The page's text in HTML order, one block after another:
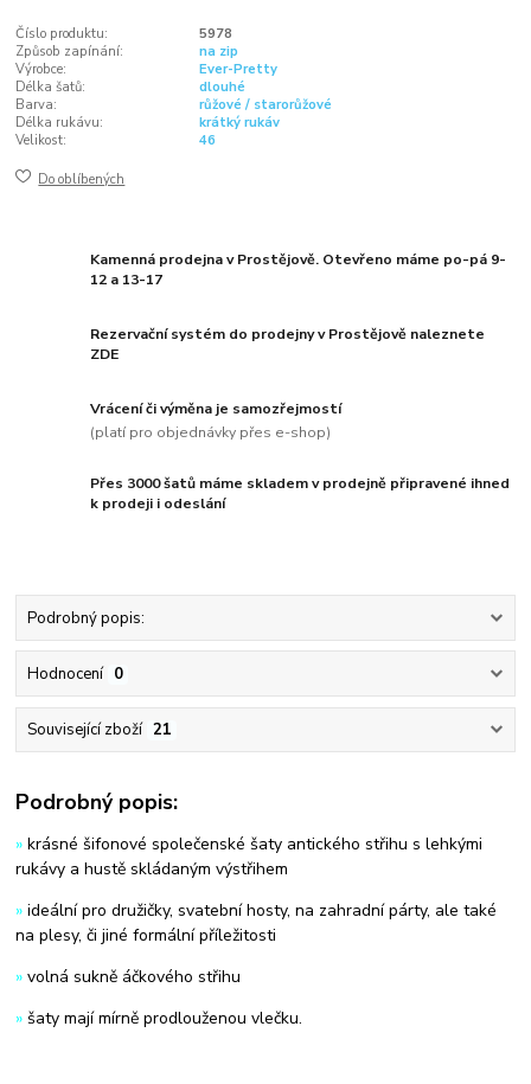
Číslo produktu:
5978
Způsob zapínání:
na zip
Výrobce:
Ever-Pretty
Délka šatů:
dlouhé
Barva:
růžové / starorůžové
Délka rukávu:
krátký rukáv
Velikost:
46
Do oblíbených
Kamenná prodejna v Prostějově. Otevřeno máme po-pá 9-
12 a 13-17
Rezervační systém do prodejny v Prostějově naleznete
ZDE
Vrácení či výměna je samozřejmostí
(platí pro objednávky přes e-shop)
Přes 3000 šatů máme skladem v prodejně připravené ihned
k prodeji i odeslání
Podrobný popis:
Hodnocení 0
Související zboží 21
Podrobný popis:
» krásné šifonové společenské šaty antického střihu s lehkými
rukávy a hustě skládaným výstřihem
» ideální pro družičky, svatební hosty, na zahradní párty, ale také
na plesy, či jiné formální příležitosti
» volná sukně áčkového střihu
» šaty mají mírně prodlouženou vlečku.